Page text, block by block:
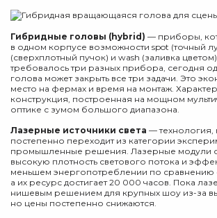
Гибридные головы (hybrid) — приборы,
в одном корпусе возможности spot (точный
(сверхплотный пучок) и wash (заливка
требовалось три разных прибора, сегодня
голова может закрыть все три задачи. Это
место на фермах и время на монтаж.
конструкция, построенная на мощном
оптике с зумом большого диапазона.
Лазерные источники света — технология,
постепенно переходит из категории
промышленные решения. Лазерные модули
высокую плотность светового потока и
меньшем энергопотреблении по сравнению
а их ресурс достигает 20 000 часов. Пока
нишевым решением для крупных шоу из-за
но цены постепенно снижаются.